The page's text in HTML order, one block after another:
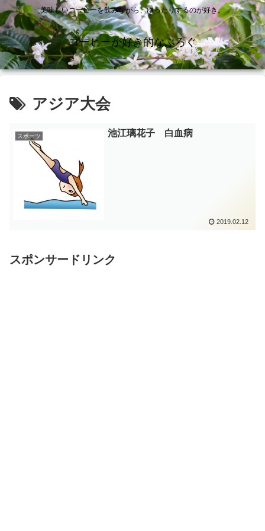
美味しいコーヒーを飲みながら、ゆったりするのが好き。
コーヒーが好き的なぶろぐ
アジア大会
スポーツ 池江璃花子 白血病
2019.02.12
スポンサードリンク